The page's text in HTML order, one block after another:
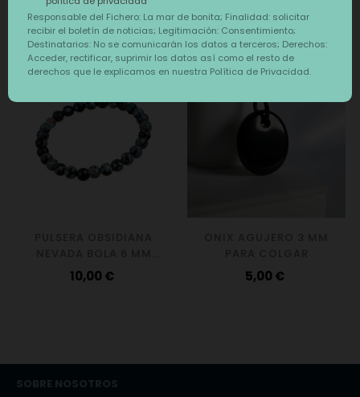
También te puede interesar
ELÁSTICA
Precio
10,00 € Precio
5,00 €
SOBRE NOSOTROS
Responsable del Fichero: La mar de bonita; Finalidad: solicitar
recibir el boletín de noticias; Legitimación: Consentimiento;
Destinatarios: No se comunicarán los datos a terceros; Derechos:
Acceder, rectificar, suprimir los datos así como el resto de
derechos que le explicamos en nuestra Política de Privacidad.